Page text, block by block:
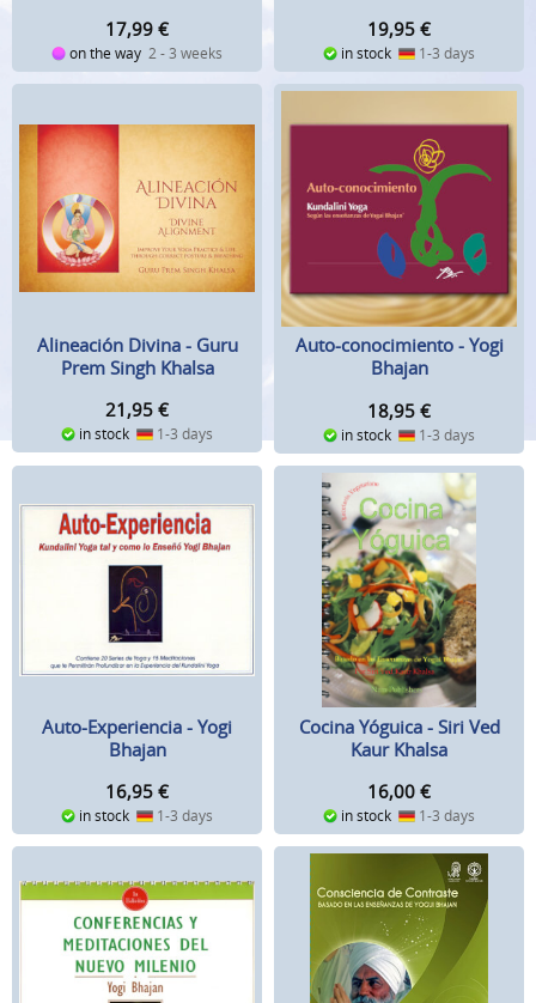
17,99 €
on the way 2 - 3 weeks
19,95 €
in stock 1-3 days
Alineación Divina - Guru
Prem Singh Khalsa
21,95 €
in stock 1-3 days
Auto-conocimiento - Yogi
Bhajan
18,95 €
in stock 1-3 days
Auto-Experiencia - Yogi
Bhajan
16,95 €
in stock 1-3 days
Cocina Yóguica - Siri Ved
Kaur Khalsa
16,00 €
in stock 1-3 days